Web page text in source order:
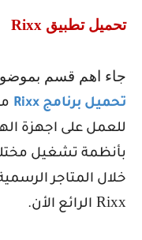
تحميل تطبيق Rixx
جاء اهم قسم
تحميل برنامج Rixx
للعمل على اجهزة
بأنظمة تشغيل
خلال المتاجر
Rixx الرائع الأن.